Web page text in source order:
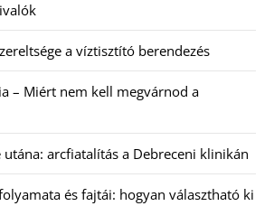
a víztisztító berendezés
– Miért nem kell megvárnod a
arcfiatalítás a Debreceni klinikán
és fajtái: hogyan választható ki